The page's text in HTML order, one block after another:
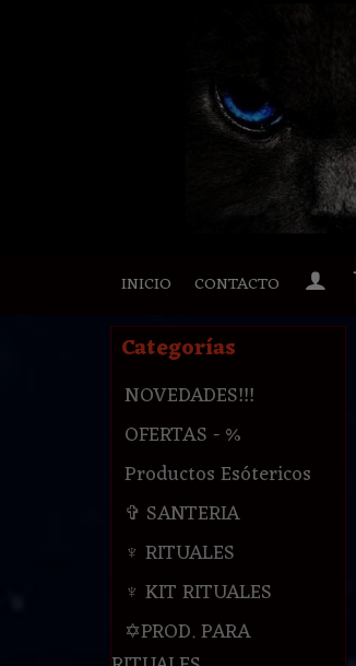
INICIO CONTACTO
Categorías
NOVEDADES!!!
OFERTAS - %
Productos Esótericos
✞ SANTERIA
♆ RITUALES
♆ KIT RITUALES
✡PROD. PARA